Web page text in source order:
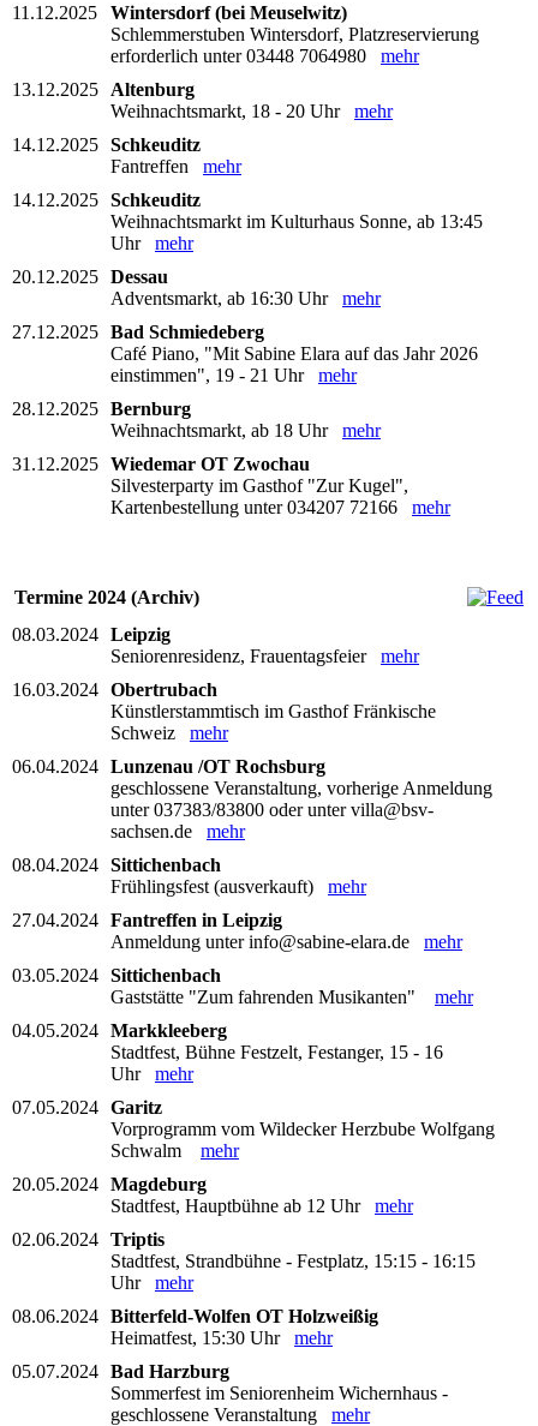
11.12.2025
Wintersdorf (bei Meuselwitz)
Schlemmerstuben Wintersdorf, Platzreservierung
erforderlich unter 03448 7064980 mehr
13.12.2025
Altenburg
Weihnachtsmarkt, 18 - 20 Uhr mehr
14.12.2025 Schkeuditz
Fantreffen mehr
14.12.2025 Schkeuditz
Weihnachtsmarkt im Kulturhaus Sonne, ab 13:45
Uhr mehr
20.12.2025 Dessau
Adventsmarkt, ab 16:30 Uhr mehr
27.12.2025 Bad Schmiedeberg
Café Piano, "Mit Sabine Elara auf das Jahr 2026
einstimmen", 19 - 21 Uhr mehr
28.12.2025 Bernburg
Weihnachtsmarkt, ab 18 Uhr mehr
31.12.2025 Wiedemar OT Zwochau
Silvesterparty im Gasthof "Zur Kugel",
Kartenbestellung unter 034207 72166 mehr
Termine 2024 (Archiv)
08.03.2024 Leipzig
Seniorenresidenz, Frauentagsfeier mehr
16.03.2024 Obertrubach
Künstlerstammtisch im Gasthof Fränkische
Schweiz mehr
06.04.2024 Lunzenau /OT Rochsburg
geschlossene Veranstaltung, vorherige Anmeldung
unter 037383/83800 oder unter villa@bsv-
sachsen.de mehr
08.04.2024 Sittichenbach
Frühlingsfest (ausverkauft) mehr
27.04.2024 Fantreffen in Leipzig
Anmeldung unter info@sabine-elara.de mehr
03.05.2024 Sittichenbach
Gaststätte "Zum fahrenden Musikanten" mehr
04.05.2024 Markkleeberg
Stadtfest, Bühne Festzelt, Festanger, 15 - 16
Uhr mehr
07.05.2024 Garitz
Vorprogramm vom Wildecker Herzbube Wolfgang
Schwalm mehr
20.05.2024 Magdeburg
Stadtfest, Hauptbühne ab 12 Uhr mehr
02.06.2024 Triptis
Stadtfest, Strandbühne - Festplatz, 15:15 - 16:15
Uhr mehr
08.06.2024 Bitterfeld-Wolfen OT Holzweißig
Heimatfest, 15:30 Uhr mehr
05.07.2024 Bad Harzburg
Sommerfest im Seniorenheim Wichernhaus -
geschlossene Veranstaltung mehr